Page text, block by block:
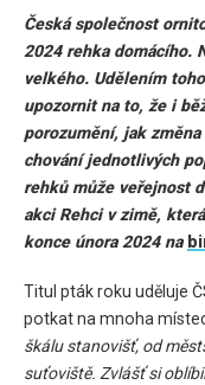
Česká společnost
2024 rehka domácího.
velkého. Udělením
upozornit na to, že i
porozumění, jak
chování jednotlivých
rehků může veřejnost
akci Rehci v zimě,
konce února 2024 na
Titul pták roku uděluje
potkat na mnoha
škálu stanovišť, od
suťoviště. Zvlášť si